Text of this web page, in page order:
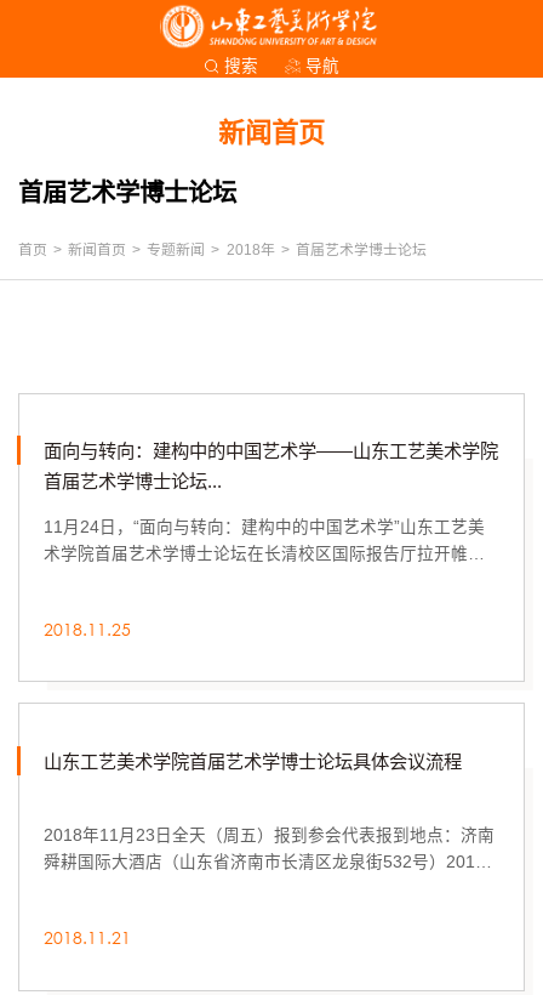
搜索 导航
新闻首页
首届艺术学博士论坛
首页 > 新闻首页 > 专题新闻 > 2018年 > 首届艺术学博士论坛
面向与转向：建构中的中国艺术学——山东工艺美术学院
首届艺术学博士论坛...
11月24日，“面向与转向：建构中的中国艺术学”山东工艺美
术学院首届艺术学博士论坛在长清校区国际报告厅拉开帷
学院承办，是以山东工艺美术学院学缘博士为主体，邀请艺
平台。本次论坛共有来自中国艺术研究院、中央美术学院、
2018.11.25
山东工艺美术学院首届艺术学博士论坛具体会议流程
2018年11月23日全天（周五）报到参会代表报到地点：济南
舜耕国际大酒店（山东省济南市长清区龙泉街532号）2018
待室​时间：9：00—9:40地点：山东工艺美术学院长清校区国
2018.11.21